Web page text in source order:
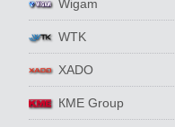
Wigam
WTK
XADO
КМЕ Group